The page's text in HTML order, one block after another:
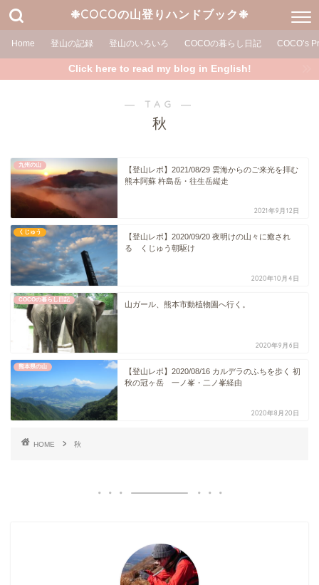
❉COCOの山登りハンドブック❉
Home 登山の記録 登山のいろいろ COCOの暮らし日記 COCO’s
Click here to read my blog in English!
― TAG ―
秋
九州の山
【登山レポ】2021/08/29 雲海からのご来光を拝む
熊本阿蘇 杵島岳・往生岳縦走
2021年9月12日
くじゅう
【登山レポ】2020/09/20 夜明けの山々に癒され
る くじゅう朝駆け
2020年10月4日
COCOの暮らし日記
山ガール、熊本市動植物園へ行く。
2020年9月6日
熊本県の山
【登山レポ】2020/08/16 カルデラのふちを歩く 初
秋の冠ヶ岳 一ノ峯・二ノ峯経由
2020年8月20日
HOME 秋